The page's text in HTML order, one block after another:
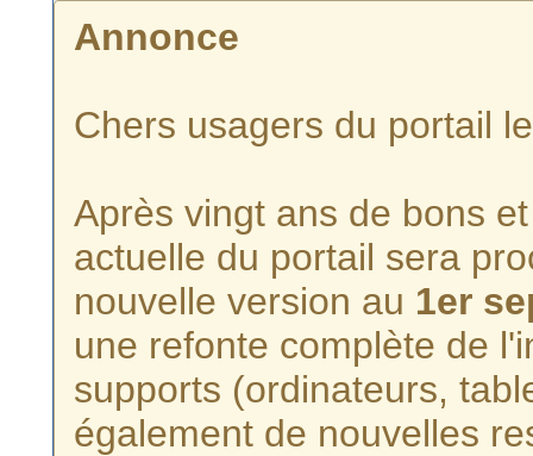
Annonce
Chers usagers du portail
Après vingt ans de bons
actuelle du portail sera
nouvelle version au 1er
une refonte complète de
supports (ordinateurs,
également de nouvelles